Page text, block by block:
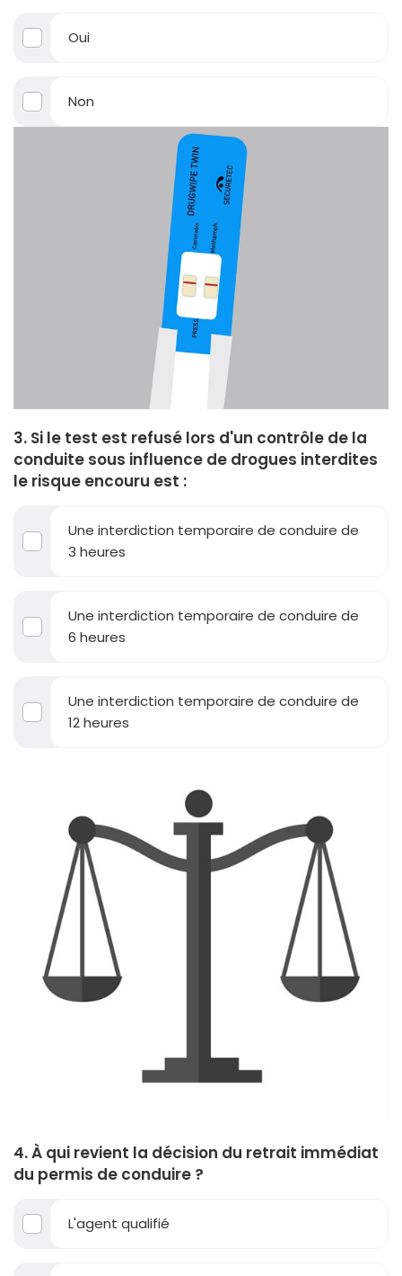
Oui
Non
3. Si le test est refusé lors d'un contrôle de la
conduite sous influence de drogues interdites
le risque encouru est :
Une interdiction temporaire de conduire de
3 heures
Une interdiction temporaire de conduire de
6 heures
Une interdiction temporaire de conduire de
12 heures
4. À qui revient la décision du retrait immédiat
du permis de conduire ?
L'agent qualifié